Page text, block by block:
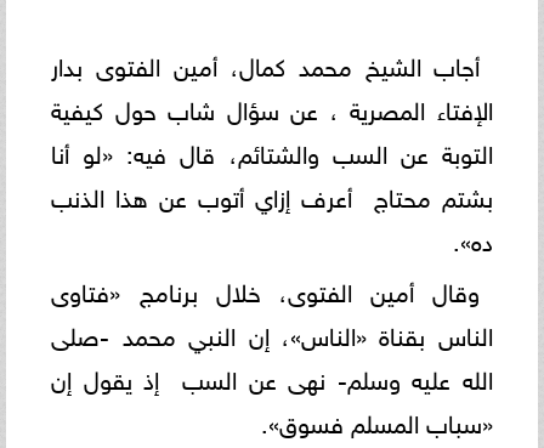
أجاب الشيخ محمد كمال، أمين الفتوى بدار
الإفتاء المصرية ، عن سؤال شاب حول كيفية
التوبة عن السب والشتائم، قال فيه: «لو أنا
بشتم محتاج أعرف إزاي أتوب عن هذا الذنب
ده».
وقال أمين الفتوى، خلال برنامج «فتاوى
الناس بقناة «الناس»، إن النبي محمد -صلى
الله عليه وسلم- نهى عن السب إذ يقول إن
«سباب المسلم فسوق».